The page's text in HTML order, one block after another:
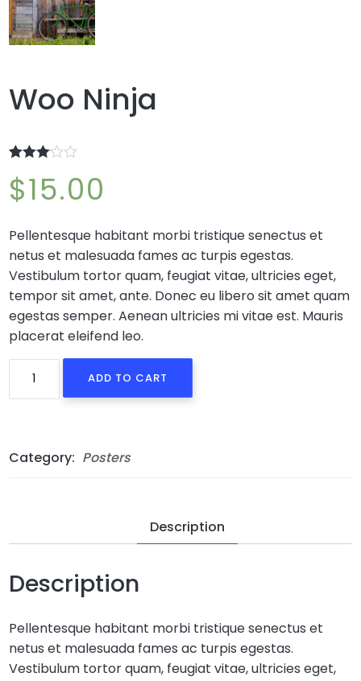
Woo Ninja
3.00
out of 5
customer
$15.00
Pellentesque habitant morbi tristique senectus et
netus et malesuada fames ac turpis egestas.
Vestibulum tortor quam, feugiat vitae, ultricies eget,
tempor sit amet, ante. Donec eu libero sit amet quam
egestas semper. Aenean ultricies mi vitae est. Mauris
placerat eleifend leo.
Ninja
ADD TO CART
Category: Posters
Description
Description
Pellentesque habitant morbi tristique senectus et
netus et malesuada fames ac turpis egestas.
Vestibulum tortor quam, feugiat vitae, ultricies eget,